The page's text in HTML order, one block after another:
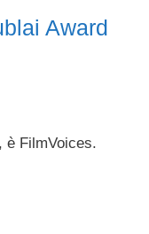
Award
è FilmVoices.